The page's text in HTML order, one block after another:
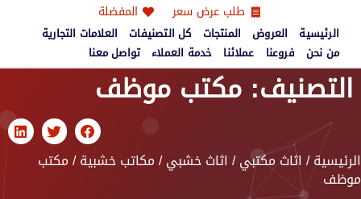
طلب عرض سعر المفضلة
الرئيسية العروض المنتجات كل التصنيفات
العلامات التجارية
من نحن فروعنا عملائنا خدمة العملاء تواصل معنا
التصنيف: مكتب موظف
الرئيسية/ اثاث مكتبي/ اثاث خشبي/مكاتب خشبية/ مكتب
موظف